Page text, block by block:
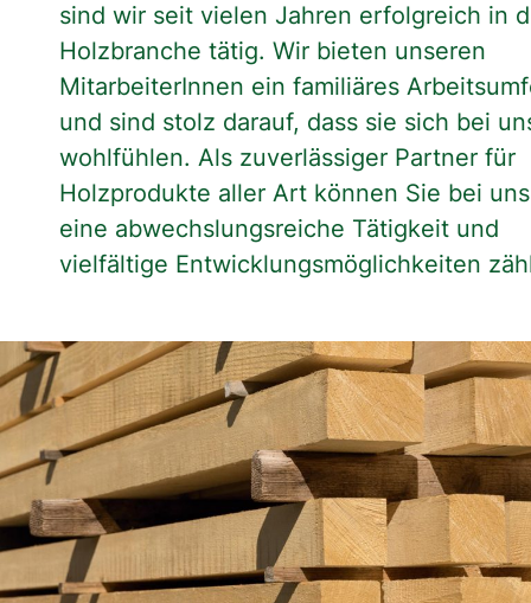
sind wir seit vielen Jahren erfolgreich in
Holzbranche tätig. Wir bieten unseren
MitarbeiterInnen ein familiäres
und sind stolz darauf, dass sie sich bei
wohlfühlen. Als zuverlässiger Partner für
Holzprodukte aller Art können Sie bei
eine abwechslungsreiche Tätigkeit und
vielfältige Entwicklungsmöglichkeiten